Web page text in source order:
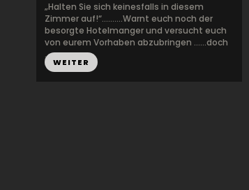
„Halten Sie sich keinesfalls in diesem
Zimmer auf!“……….Warnt euch noch der
besorgte Hotelmanger und versucht euch
von eurem Vorhaben abzubringen ……doch
...
WEITER